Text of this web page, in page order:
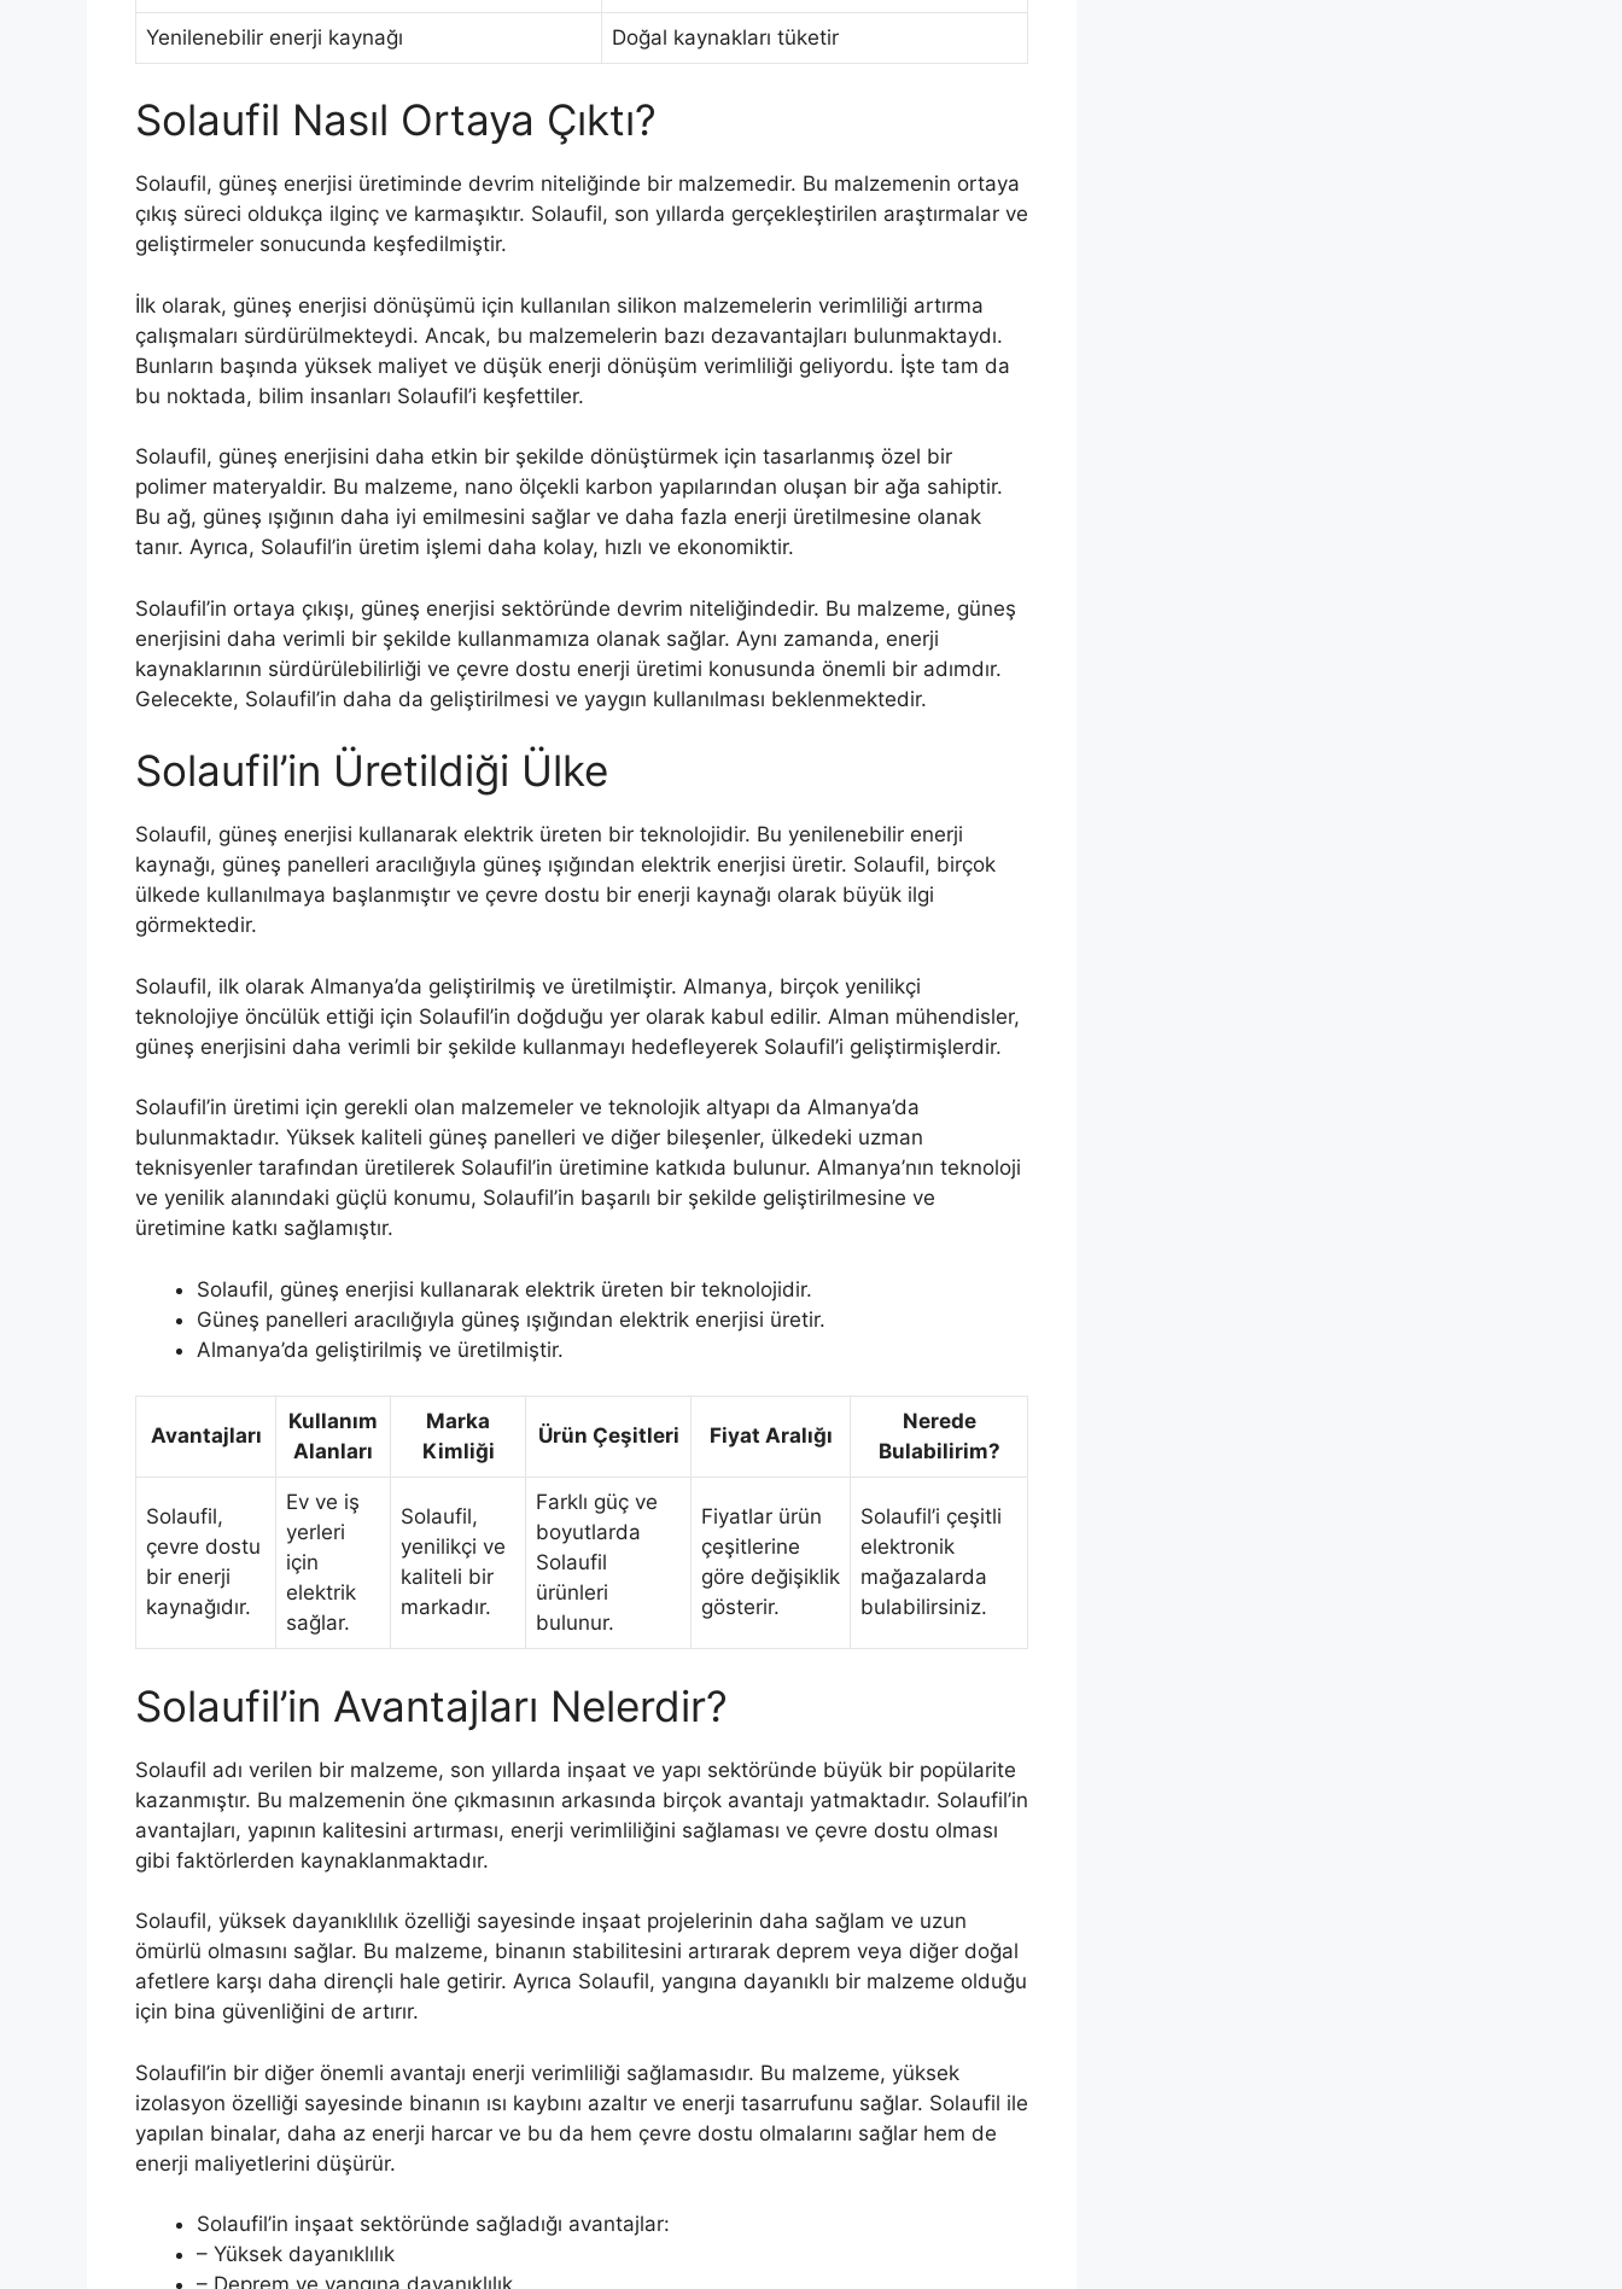
Yenilenebilir enerji kaynağı Doğal kaynakları tüketir
Solaufil Nasıl Ortaya Çıktı?
Solaufil, güneş enerjisi üretiminde devrim niteliğinde bir malzemedir. Bu malzemenin ortaya
çıkış süreci oldukça ilginç ve karmaşıktır. Solaufil, son yıllarda gerçekleştirilen araştırmalar ve
geliştirmeler sonucunda keşfedilmiştir.
İlk olarak, güneş enerjisi dönüşümü için kullanılan silikon malzemelerin verimliliği artırma
çalışmaları sürdürülmekteydi. Ancak, bu malzemelerin bazı dezavantajları bulunmaktaydı.
Bunların başında yüksek maliyet ve düşük enerji dönüşüm verimliliği geliyordu. İşte tam da
bu noktada, bilim insanları Solaufil’i keşfettiler.
Solaufil, güneş enerjisini daha etkin bir şekilde dönüştürmek için tasarlanmış özel bir
polimer materyaldir. Bu malzeme, nano ölçekli karbon yapılarından oluşan bir ağa sahiptir.
Bu ağ, güneş ışığının daha iyi emilmesini sağlar ve daha fazla enerji üretilmesine olanak
tanır. Ayrıca, Solaufil’in üretim işlemi daha kolay, hızlı ve ekonomiktir.
Solaufil’in ortaya çıkışı, güneş enerjisi sektöründe devrim niteliğindedir. Bu malzeme, güneş
enerjisini daha verimli bir şekilde kullanmamıza olanak sağlar. Aynı zamanda, enerji
kaynaklarının sürdürülebilirliği ve çevre dostu enerji üretimi konusunda önemli bir adımdır.
Gelecekte, Solaufil’in daha da geliştirilmesi ve yaygın kullanılması beklenmektedir.
Solaufil’in Üretildiği Ülke
Solaufil, güneş enerjisi kullanarak elektrik üreten bir teknolojidir. Bu yenilenebilir enerji
kaynağı, güneş panelleri aracılığıyla güneş ışığından elektrik enerjisi üretir. Solaufil, birçok
ülkede kullanılmaya başlanmıştır ve çevre dostu bir enerji kaynağı olarak büyük ilgi
görmektedir.
Solaufil, ilk olarak Almanya’da geliştirilmiş ve üretilmiştir. Almanya, birçok yenilikçi
teknolojiye öncülük ettiği için Solaufil’in doğduğu yer olarak kabul edilir. Alman mühendisler,
güneş enerjisini daha verimli bir şekilde kullanmayı hedefleyerek Solaufil’i geliştirmişlerdir.
Solaufil’in üretimi için gerekli olan malzemeler ve teknolojik altyapı da Almanya’da
bulunmaktadır. Yüksek kaliteli güneş panelleri ve diğer bileşenler, ülkedeki uzman
teknisyenler tarafından üretilerek Solaufil’in üretimine katkıda bulunur. Almanya’nın teknoloji
ve yenilik alanındaki güçlü konumu, Solaufil’in başarılı bir şekilde geliştirilmesine ve
üretimine katkı sağlamıştır.
Solaufil, güneş enerjisi kullanarak elektrik üreten bir teknolojidir.
Güneş panelleri aracılığıyla güneş ışığından elektrik enerjisi üretir.
Almanya’da geliştirilmiş ve üretilmiştir.
Avantajları
Kullanım
Alanları
Marka
Kimliği
Ürün Çeşitleri Fiyat Aralığı
Nerede
Bulabilirim?
Solaufil,
çevre dostu
bir enerji
kaynağıdır.
Ev ve iş
yerleri
için
elektrik
sağlar.
Solaufil,
yenilikçi ve
kaliteli bir
markadır.
Farklı güç ve
boyutlarda
Solaufil
ürünleri
bulunur.
Fiyatlar ürün
çeşitlerine
göre değişiklik
gösterir.
Solaufil’i çeşitli
elektronik
mağazalarda
bulabilirsiniz.
Solaufil’in Avantajları Nelerdir?
Solaufil adı verilen bir malzeme, son yıllarda inşaat ve yapı sektöründe büyük bir popülarite
kazanmıştır. Bu malzemenin öne çıkmasının arkasında birçok avantajı yatmaktadır. Solaufil’in
avantajları, yapının kalitesini artırması, enerji verimliliğini sağlaması ve çevre dostu olması
gibi faktörlerden kaynaklanmaktadır.
Solaufil, yüksek dayanıklılık özelliği sayesinde inşaat projelerinin daha sağlam ve uzun
ömürlü olmasını sağlar. Bu malzeme, binanın stabilitesini artırarak deprem veya diğer doğal
afetlere karşı daha dirençli hale getirir. Ayrıca Solaufil, yangına dayanıklı bir malzeme olduğu
için bina güvenliğini de artırır.
Solaufil’in bir diğer önemli avantajı enerji verimliliği sağlamasıdır. Bu malzeme, yüksek
izolasyon özelliği sayesinde binanın ısı kaybını azaltır ve enerji tasarrufunu sağlar. Solaufil ile
yapılan binalar, daha az enerji harcar ve bu da hem çevre dostu olmalarını sağlar hem de
enerji maliyetlerini düşürür.
Solaufil’in inşaat sektöründe sağladığı avantajlar:
– Yüksek dayanıklılık